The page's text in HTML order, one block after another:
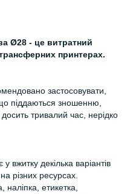
Ø28 - це витратний
принтерах.
застосовувати,
піддаються зношенню,
тривалий час, нерідко
декілька варіантів
різних ресурсах.
етикетка,